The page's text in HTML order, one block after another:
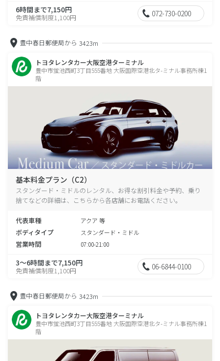
6時間まで7,150円
免責補償制度1,100円 072-730-0200
豊中春日郵便局から 3423m
トヨタレンタカー大阪空港ターミナル
豊中市蛍池西町3丁目555番地 大阪国際空港北タ-ミナル事務所棟1
階
基本料金プラン（C2）
スタンダード・ミドルのレンタル、お得な割引料金や予約、乗り
捨てなどの詳細は、こちらから各店舗にお電話ください。
代表車種 アクア 等
ボディタイプ スタンダード・ミドル
営業時間 07:00-21:00
3～6時間まで7,150円
免責補償制度1,100円 06-6844-0100
豊中春日郵便局から 3423m
トヨタレンタカー大阪空港ターミナル
豊中市蛍池西町3丁目555番地 大阪国際空港北タ-ミナル事務所棟1
階